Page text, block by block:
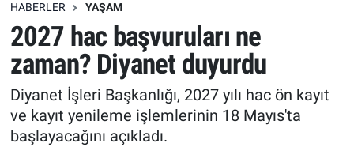
HABERLER YAŞAM
2027 hac başvuruları ne
zaman? Diyanet duyurdu
Diyanet İşleri Başkanlığı, 2027 yılı hac ön kayıt
ve kayıt yenileme işlemlerinin 18 Mayıs'ta
başlayacağını açıkladı.
Erişim Bilgileri
Ekonomi
Trend
Erişim Bilgileri
Spor
Ekonomi
Erişim Bilgileri
Tüm Manşetler
Son Dakika Haberleri